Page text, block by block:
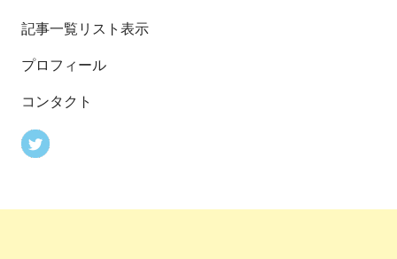
記事一覧リスト表示
プロフィール
コンタクト